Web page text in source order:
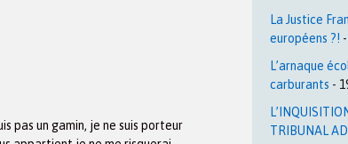
pas un gamin, je ne suis porteur
La Justice
européens ?!
L’arnaque
carburants -
TRIBUNAL